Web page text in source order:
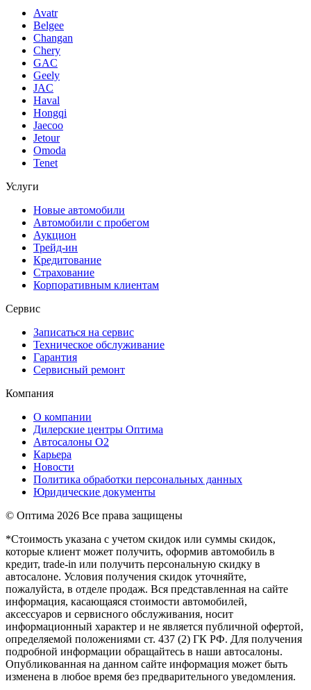
Avatr
Belgee
Changan
Chery
GAC
Geely
JAC
Haval
Hongqi
Jaecoo
Jetour
Omoda
Tenet
Услуги
Новые автомобили
Автомобили с пробегом
Аукцион
Трейд-ин
Кредитование
Страхование
Корпоративным клиентам
Сервис
Записаться на сервис
Техническое обслуживание
Гарантия
Сервисный ремонт
Компания
О компании
Дилерские центры Оптима
Автосалоны О2
Карьера
Новости
Политика обработки персональных данных
Юридические документы
© Оптима 2026 Все права защищены
*Стоимость указана с учетом скидок или суммы скидок,
которые клиент может получить, оформив автомобиль в
кредит, trade-in или получить персональную скидку в
автосалоне. Условия получения скидок уточняйте,
пожалуйста, в отделе продаж. Вся представленная на сайте
информация, касающаяся стоимости автомобилей,
аксессуаров и сервисного обслуживания, носит
информационный характер и не является публичной офертой,
определяемой положениями ст. 437 (2) ГК РФ. Для получения
подробной информации обращайтесь в наши автосалоны.
Опубликованная на данном сайте информация может быть
изменена в любое время без предварительного уведомления.